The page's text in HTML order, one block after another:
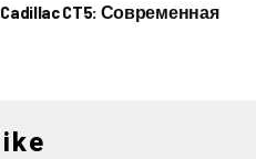
CT5: Современная